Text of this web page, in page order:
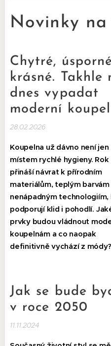
Novinky na
Chytré,
krásné. Takhle
dnes vypadat
moderní
28.02.2026
Koupelna už dávno není jen
místem rychlé hygieny.
přináší návrat k přírodním
materiálům, teplým barvám
nenápadným
podporují klid i pohodlí.
prvky budou vládnout
koupelnám a co naopak
definitivně vychází z módy?
Jak se bude
v roce 2050
11.11.2024